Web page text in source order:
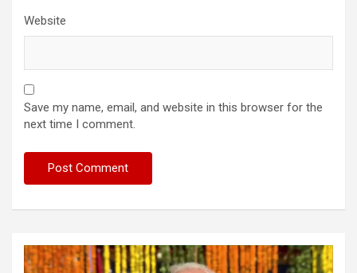
Website
Save my name, email, and website in this browser for the
next time I comment.